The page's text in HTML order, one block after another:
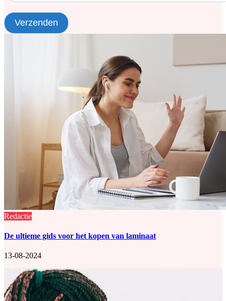
Redactie
De ultieme gids voor het kopen van laminaat
13-08-2024